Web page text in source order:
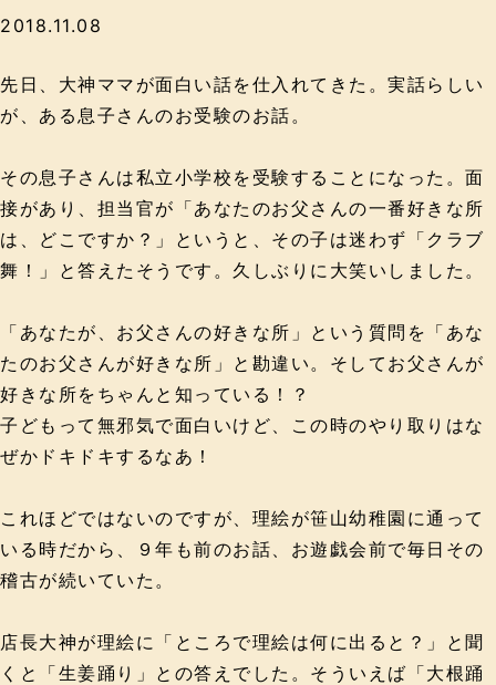
2018.11.08
先日、大神ママが面白い話を仕入れてきた。実話らしい
が、ある息子さんのお受験のお話。
その息子さんは私立小学校を受験することになった。面
接があり、担当官が「あなたのお父さんの一番好きな所
は、どこですか？」というと、その子は迷わず「クラブ
舞！」と答えたそうです。久しぶりに大笑いしました。
「あなたが、お父さんの好きな所」という質問を「あな
たのお父さんが好きな所」と勘違い。そしてお父さんが
好きな所をちゃんと知っている！？
子どもって無邪気で面白いけど、この時のやり取りはな
ぜかドキドキするなあ！
これほどではないのですが、理絵が笹山幼稚園に通って
いる時だから、９年も前のお話、お遊戯会前で毎日その
稽古が続いていた。
店長大神が理絵に「ところで理絵は何に出ると？」と聞
くと「生姜踊り」との答えでした。そういえば「大根踊